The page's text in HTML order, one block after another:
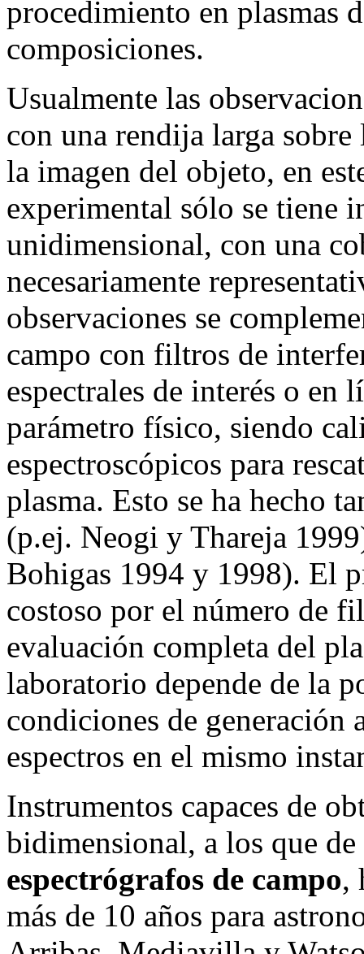
procedimiento en plasmas
composiciones.
Usualmente las
con una rendija larga
la imagen del objeto, en
experimental sólo se tiene
unidimensional, con una
necesariamente
observaciones se
campo con filtros de
espectrales de interés o en
parámetro físico, siendo
espectroscópicos para
plasma. Esto se ha hecho
(p.ej. Neogi y Thareja
Bohigas 1994 y 1998). El
costoso por el número de
evaluación completa del
laboratorio depende de la
condiciones de generación
espectros en el mismo
Instrumentos capaces de
bidimensional, a los que
espectrógrafos de campo,
más de 10 años para